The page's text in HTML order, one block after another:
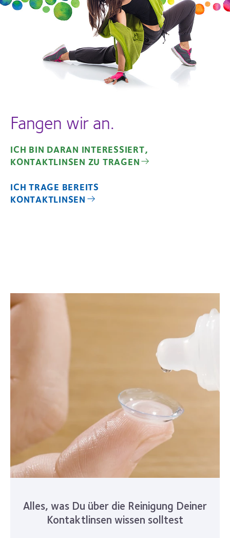
Fangen wir an.
ICH BIN DARAN INTERESSIERT,
KONTAKTLINSEN ZU TRAGEN
ICH TRAGE BEREITS
KONTAKTLINSEN
Alles, was Du über die Reinigung Deiner
Kontaktlinsen wissen solltest